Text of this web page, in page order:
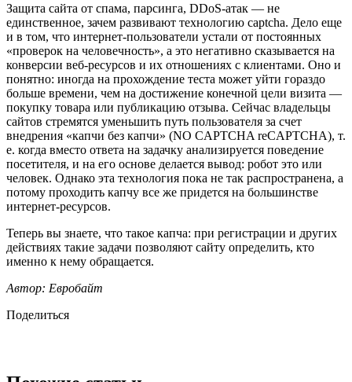
Защита сайта от спама, парсинга, DDoS-атак — не
единственное, зачем развивают технологию captcha. Дело еще
и в том, что интернет-пользователи устали от постоянных
«проверок на человечность», а это негативно сказывается на
конверсии веб-ресурсов и их отношениях с клиентами. Оно и
понятно: иногда на прохождение теста может уйти гораздо
больше времени, чем на достижение конечной цели визита —
покупку товара или публикацию отзыва. Сейчас владельцы
сайтов стремятся уменьшить путь пользователя за счет
внедрения «капчи без капчи» (NO CAPTCHA reCAPTCHA), т.
е. когда вместо ответа на задачку анализируется поведение
посетителя, и на его основе делается вывод: робот это или
человек. Однако эта технология пока не так распространена, а
потому проходить капчу все же придется на большинстве
интернет-ресурсов.
Теперь вы знаете, что такое капча: при регистрации и других
действиях такие задачи позволяют сайту определить, кто
именно к нему обращается.
Автор: Евробайт
Поделиться